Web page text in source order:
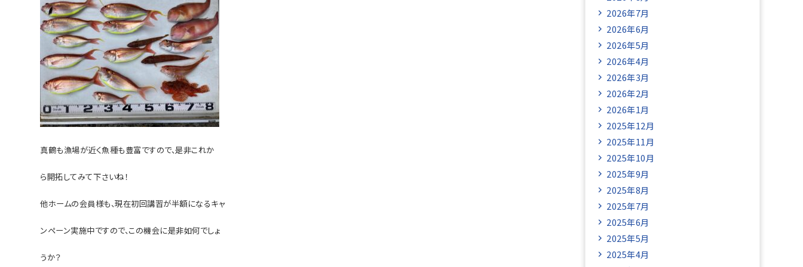
真鶴も漁場が近く魚種も豊富ですので、是非これか
ら開拓してみて下さいね！
他ホームの会員様も、現在初回講習が半額になるキャ
ンペーン実施中ですので、この機会に是非如何でしょ
うか？
2026年7月
2026年6月
2026年5月
2026年4月
2026年3月
2026年2月
2026年1月
2025年12月
2025年11月
2025年10月
2025年9月
2025年8月
2025年7月
2025年6月
2025年5月
2025年4月